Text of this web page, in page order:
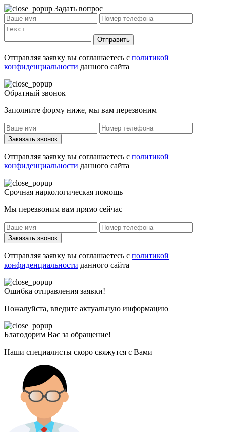
Задать вопрос
Отправить
Отправляя заявку вы соглашаетесь с политикой
конфиденциальности данного сайта
Обратный звонок
Заполните форму ниже, мы вам перезвоним
Заказать звонок
Отправляя заявку вы соглашаетесь с политикой
конфиденциальности данного сайта
Срочная наркологическая помощь
Мы перезвоним вам прямо сейчас
Заказать звонок
Отправляя заявку вы соглашаетесь с политикой
конфиденциальности данного сайта
Ошибка отправления заявки!
Пожалуйста, введите актуальную информацию
Благодорим Вас за обращение!
Наши специалисты скоро свяжутся с Вами